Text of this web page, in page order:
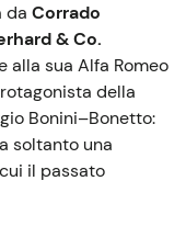
da Corrado
& Co.
alla sua Alfa Romeo
della
Bonini–Bonetto:
soltanto una
il passato